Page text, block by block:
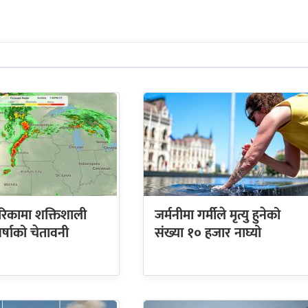
जर्मनीमा गर्मीले मृत्यु हुनेको
संख्या १० हजार नाघ्यो
शक्तिशाली
चेतावनी